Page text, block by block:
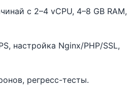
с 2–4 vCPU, 4–8 GB RAM,
настройка Nginx/PHP/SSL,
регресс-тесты.